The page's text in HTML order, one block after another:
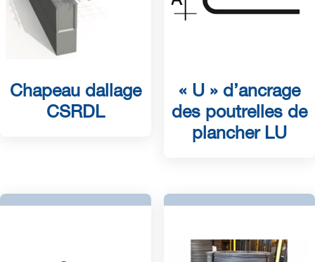
Chapeau dallage
CSRDL
« U » d’ancrage
des poutrelles de
plancher LU